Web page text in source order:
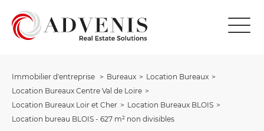
Immobilier d'entreprise Bureaux
Location Bureaux
Location Bureaux Centre Val de Loire
Location Bureaux Loir et Cher
Location Bureaux BLOIS
Location bureau BLOIS - 627 m² non divisibles